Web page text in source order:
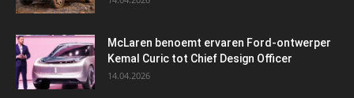
McLaren benoemt ervaren Ford-ontwerper
Kemal Curic tot Chief Design Officer
14.04.2026